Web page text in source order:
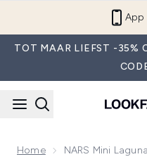
Word lid
TOT MAAR LIEFST -35%
Home NARS Mini